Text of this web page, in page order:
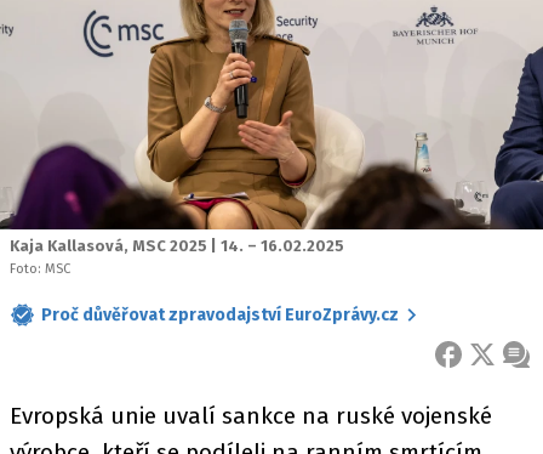
Kaja Kallasová, MSC 2025 | 14. – 16.02.2025
Foto: MSC
Proč důvěřovat zpravodajství EuroZprávy.cz
FACEBOOK
X
Evropská unie uvalí sankce na ruské vojenské